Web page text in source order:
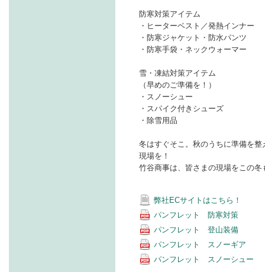
防寒対策アイテム
・ヒーターベスト／発熱インナー
・防寒ジャケット・防水パンツ
・防寒手袋・ネックウォーマー
雪・凍結対策アイテム
（早めのご準備を！）
・スノーシュー
・スパイク付きシューズ
・除雪用品
冬はすぐそこ。秋のうちに準備を
現場を！
竹谷商事は、皆さまの現場をこの
弊社ECサイトはこちら！
パンフレット 防寒対策
パンフレット 登山装備
パンフレット スノーギア
パンフレット スノーシュー